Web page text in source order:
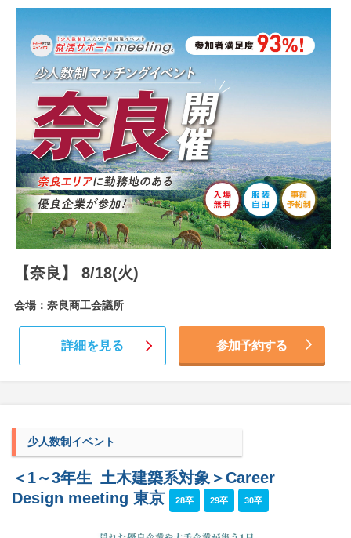
【奈良】 8/18(火)
会場：奈良商工会議所
詳細を見る 参加予約する
少人数制イベント
＜1～3年生_土木建築系対象＞Career
Design meeting 東京
28卒 29卒 30卒